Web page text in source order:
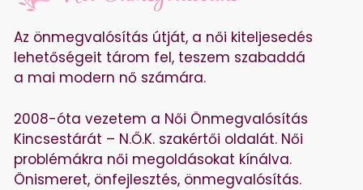
Az önmegvalósítás útját, a női kiteljesedés
lehetőségeit tárom fel, teszem szabaddá
a mai modern nő számára.
2008-óta vezetem a Női Önmegvalósítás
Kincsestárát – N.Ő.K. szakértői oldalát. Női
problémákra női megoldásokat kínálva.
Önismeret, önfejlesztés, önmegvalósítás.